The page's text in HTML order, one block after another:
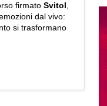
firmatoSvitol
dal vivo:
si trasformano